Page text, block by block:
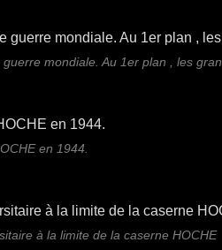
mondiale. Au 1er plan , les
en 1944.
à la limite de la caserne HOCHE